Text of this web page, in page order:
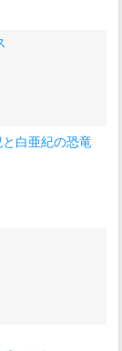
白亜紀の恐竜